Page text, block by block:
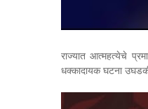
राज्यात आत्महत्येचे
धक्कादायक घटना